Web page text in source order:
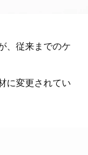
、従来までのケ
に変更されてい